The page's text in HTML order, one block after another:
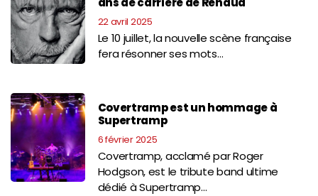
22 avril 2025
Le 10 juillet, la nouvelle scène française
fera résonner ses mots…
Covertramp est un hommage à
Supertramp
6 février 2025
Covertramp, acclamé par Roger
Hodgson, est le tribute band ultime
dédié à Supertramp…